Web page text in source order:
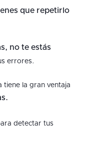
que repetirlo
no te estás
errores.
tiene la gran ventaja
detectar tus